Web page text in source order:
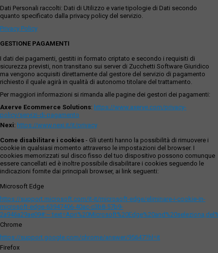
Dati Personali raccolti: Dati di Utilizzo e varie tipologie di Dati secondo
quanto specificato dalla privacy policy del servizio.
Privacy Policy
GESTIONE PAGAMENTI
I dati dei pagamenti, gestiti in formato criptato e secondo i requisiti di
sicurezza previsti, non transitano sui server di Zucchetti Software Giuridico
ma vengono acquisiti direttamente dal gestore del servizio di pagamento
richiesto il quale agirà in qualità di autonomo titolare del trattamento.
Per maggiori informazioni si rimanda alle pagine dei gestori dei pagamenti:
Axerve Ecommerce Solutions: https://www.axerve.com/privacy-
policy/servizi-di-pagamento
Nexi: https://www.nexi.it/it/privacy
Come disabilitare i cookies - Gli utenti hanno la possibilità di rimuovere i
cookie in qualsiasi momento attraverso le impostazioni del browser. I
cookies memorizzati sul disco fisso del tuo dispositivo possono comunque
essere cancellati ed è inoltre possibile disabilitare i cookies seguendo le
indicazioni fornite dai principali browser, ai link seguenti:
Microsoft Edge
https://support.microsoft.com/it-it/microsoft-edge/eliminare-i-cookie-in-
microsoft-edge-63947406-40ac-c3b8-57b9-
Chrome
https://support.google.com/chrome/answer/95647?hl=it
Firefox